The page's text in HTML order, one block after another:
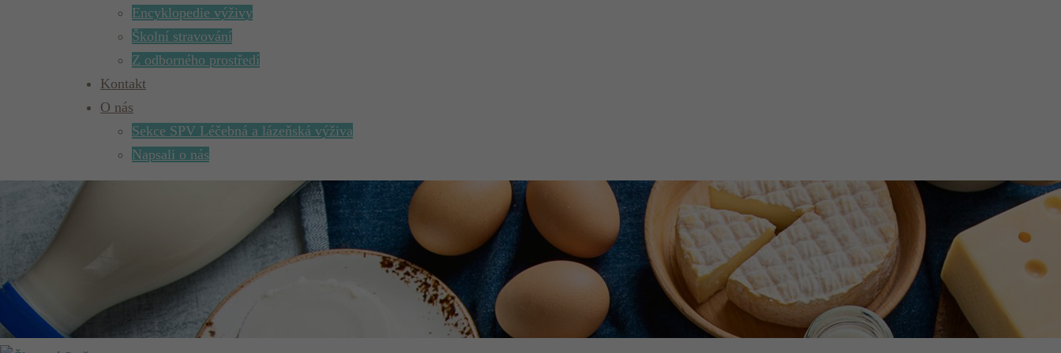
Encyklopedie výživy
Školní stravování
Z odborného prostředí
Kontakt
O nás
Sekce SPV Léčebná a lázeňská výživa
Napsali o nás